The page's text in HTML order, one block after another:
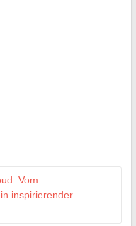
Vom
inspirierender